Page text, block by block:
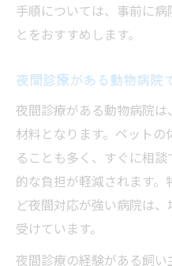
手順については、事前に
とをおすすめします。
夜間診療がある動物病院
夜間診療がある動物病院
材料となります。ペット
ることも多く、すぐに相
的な負担が軽減されます
ど夜間対応が強い病院は
受けています。
夜間診療の経験がある飼